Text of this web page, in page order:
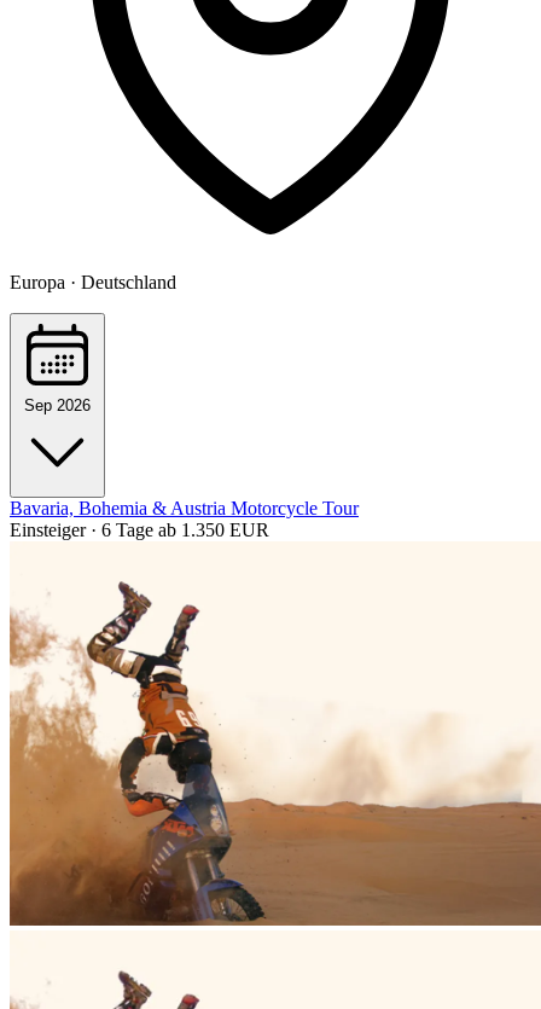
Europa · Deutschland
Sep 2026
Bavaria, Bohemia & Austria Motorcycle Tour
Einsteiger · 6 Tage ab 1.350 EUR